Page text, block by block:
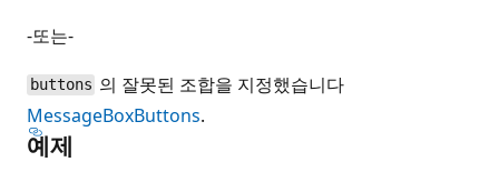
-또는-
buttons 의 잘못된 조합을 지정했습니다
MessageBoxButtons.
예제